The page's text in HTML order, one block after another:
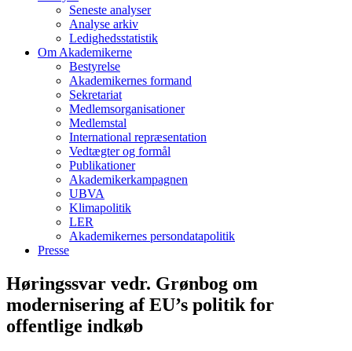
Seneste analyser
Analyse arkiv
Ledighedsstatistik
Om Akademikerne
Bestyrelse
Akademikernes formand
Sekretariat
Medlemsorganisationer
Medlemstal
International repræsentation
Vedtægter og formål
Publikationer
Akademikerkampagnen
UBVA
Klimapolitik
LER
Akademikernes persondatapolitik
Presse
Høringssvar vedr. Grønbog om
modernisering af EU’s politik for
offentlige indkøb